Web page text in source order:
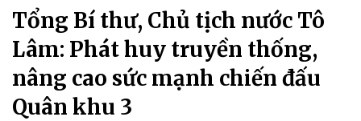
Tổng Bí thư, Chủ tịch nước Tô
Lâm: Phát huy truyền thống,
nâng cao sức mạnh chiến đấu
Quân khu 3